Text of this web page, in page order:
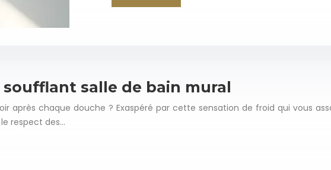
salle de bain mural
après chaque douche ? Exaspéré par cette sensation de froid qui vous
respect des…